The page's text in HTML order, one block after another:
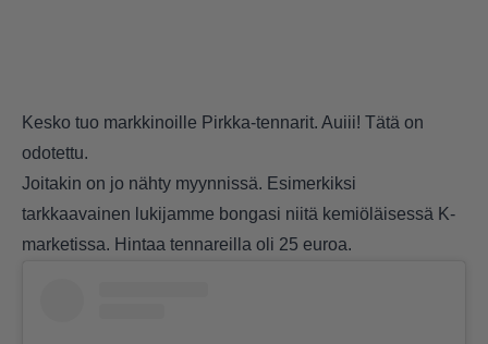
Kesko tuo markkinoille Pirkka-tennarit. Auiii! Tätä on
odotettu.
Joitakin on jo nähty myynnissä. Esimerkiksi
tarkkaavainen lukijamme bongasi niitä kemiöläisessä K-
marketissa. Hintaa tennareilla oli 25 euroa.